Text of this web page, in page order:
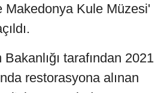
Makedonya Kule Müzesi'
tarafından 2021
restorasyona alınan